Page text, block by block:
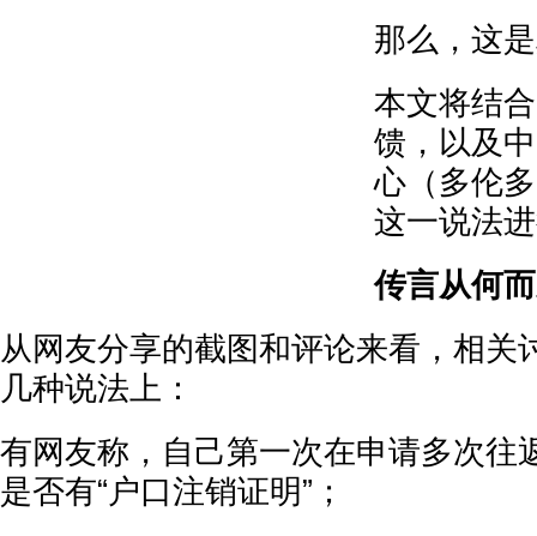
那么，这
本文将结
馈，以及
心（多伦
这一说法
传言从何
从网友分享的截图和评论来看，相关
几种说法上：
有网友称，自己第一次在申请多次往
是否有“户口注销证明”；